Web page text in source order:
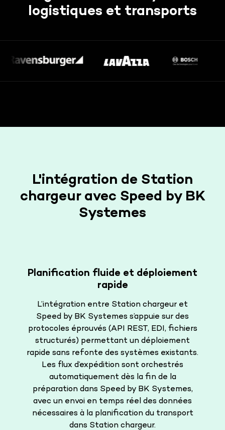
logistiques et transports
L'intégration de Station
chargeur avec Speed by BK
Systemes
Planification fluide et déploiement
rapide
L’intégration entre Station chargeur et
Speed by BK Systemes s’appuie sur des
protocoles éprouvés (API REST, EDI, fichiers
structurés) permettant un déploiement
rapide sans refonte des systèmes existants.
Les flux d’expédition sont orchestrés
automatiquement dès la fin de la
préparation dans Speed by BK Systemes,
avec un envoi en temps réel des données
nécessaires à la planification du transport
dans Station chargeur.